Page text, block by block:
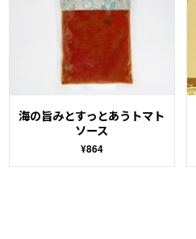
海の旨みとすっとあうトマト
ソース
¥864